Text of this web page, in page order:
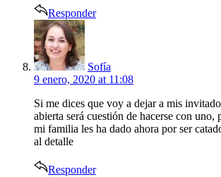
Responder
says:
Sofía
9 enero, 2020 at 11:08
Si me dices que voy a dejar a mis
abierta será cuestión de hacerse con uno,
mi familia les ha dado ahora por ser
al detalle
Responder